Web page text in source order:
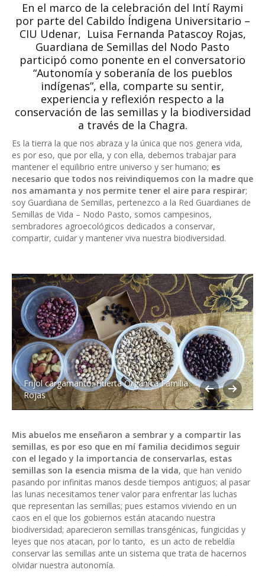
En el marco de la celebración del Intí Raymi
por parte del Cabildo Índigena Universitario –
CIU Udenar, Luisa Fernanda Patascoy Rojas,
Guardiana de Semillas del Nodo Pasto
participó como ponente en el conversatorio
“Autonomía y soberanía de los pueblos
indígenas”, ella, comparte su sentir,
experiencia y reflexión respecto a la
conservación de las semillas y la biodiversidad
a través de la Chagra.
Es la tierra la que nos abraza y la única que nos genera vida,
es por eso, que por ella, y con ella, debemos trabajar para
mantener el equilibrio entre universo y ser humano; es
necesario que todos nos reivindiquemos con la madre que
nos amamanta y nos permite tener el aire para respirar;
soy Guardiana de Semillas, pertenezco a la Red Guardianes de
Semillas de Vida – Nodo Pasto, somos campesinos,
sembradores agroecológicos dedicados a conservar,
compartir, cuidar y mantener viva nuestra biodiversidad.
Frijol cargamanto. Huerta Orgánica Familia
Rojas
Mis abuelos me enseñaron a sembrar y a compartir las
semillas, es por eso que en mí familia decidimos seguir
con el legado y la importancia de conservarlas, estas
semillas son la esencia misma de la vida, que han venido
pasando por infinitas manos desde tiempos antiguos; al pasar
las lunas necesitamos tener valor para enfrentar las luchas
que representan las semillas; pues estamos viviendo en un
caos en el que los gobiernos están atacando nuestra
biodiversidad; aparecieron semillas transgénicas, fungicidas y
leyes que nos atacan, por lo tanto, es un acto de rebeldía
conservar las semillas ante un sistema que trata de hacernos
olvidar nuestra autonomía.